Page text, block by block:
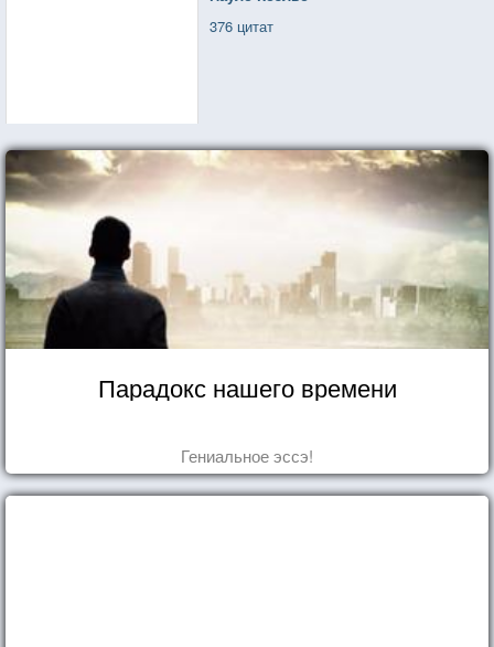
376 цитат
Парадокс нашего времени
Гениальное эссэ!